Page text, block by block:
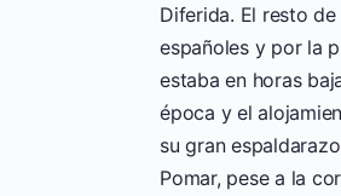
Diferida. El resto de
españoles y por la
estaba en horas
época y el
su gran
Pomar, pese a la